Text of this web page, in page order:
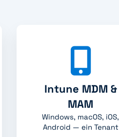
Intune MDM &
MAM
Windows, macOS, iOS,
Android — ein Tenant